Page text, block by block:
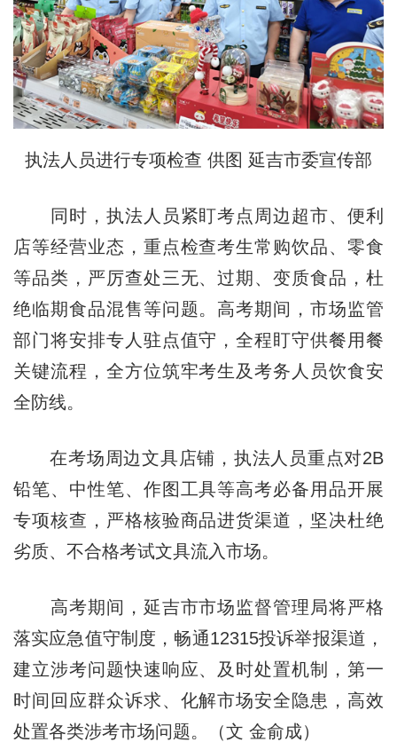
执法人员进行专项检查 供图 延吉市委宣传部
同时，执法人员紧盯考点周边超市、便利
店等经营业态，重点检查考生常购饮品、零食
等品类，严厉查处三无、过期、变质食品，杜
绝临期食品混售等问题。高考期间，市场监管
部门将安排专人驻点值守，全程盯守供餐用餐
关键流程，全方位筑牢考生及考务人员饮食安
全防线。
在考场周边文具店铺，执法人员重点对2B
铅笔、中性笔、作图工具等高考必备用品开展
专项核查，严格核验商品进货渠道，坚决杜绝
劣质、不合格考试文具流入市场。
高考期间，延吉市市场监督管理局将严格
落实应急值守制度，畅通12315投诉举报渠道，
建立涉考问题快速响应、及时处置机制，第一
时间回应群众诉求、化解市场安全隐患，高效
处置各类涉考市场问题。（文 金俞成）